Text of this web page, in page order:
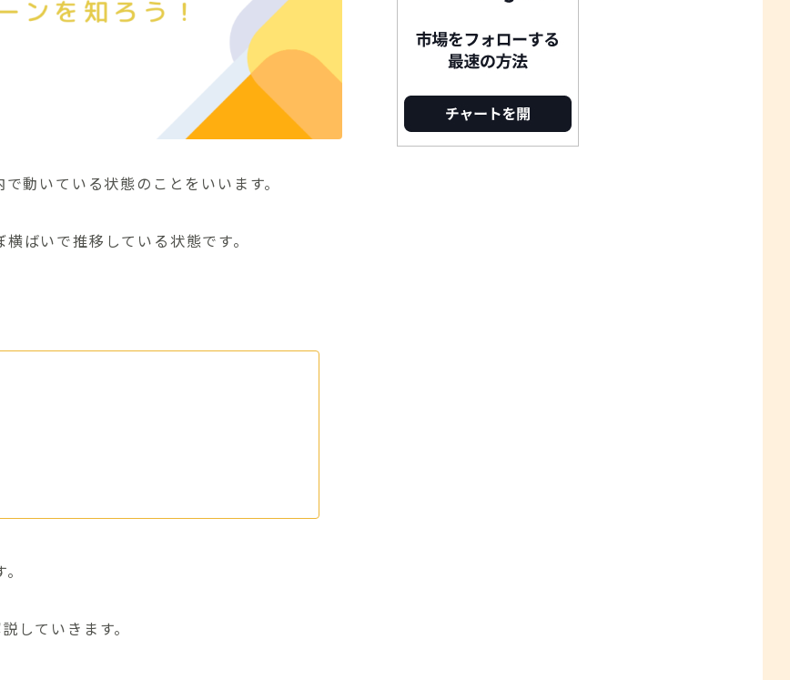
動いている状態のことをいいます。
ばいで推移している状態です。
していきます。